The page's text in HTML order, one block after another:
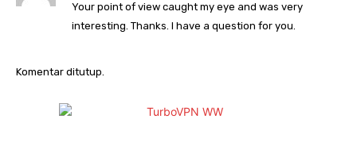
Your point of view caught my eye and was very
interesting. Thanks. I have a question for you.
Komentar ditutup.